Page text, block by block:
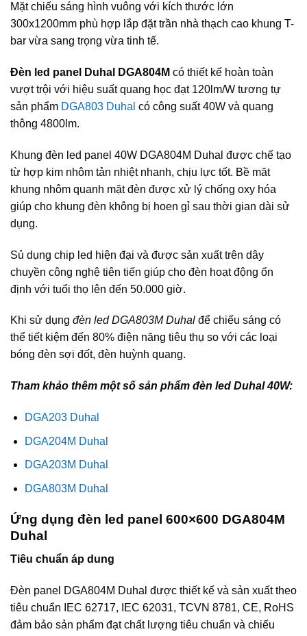
Mặt chiếu sáng hình vuông với kích thước lớn
300x1200mm phù hợp lắp đặt trần nhà thạch cao khung T-
bar vừa sang trọng vừa tinh tế.
Đèn led panel Duhal DGA804M có thiết kế hoàn toàn
vượt trội với hiệu suất quang học đạt 120lm/W tương tự
sản phẩm DGA803 Duhal có công suất 40W và quang
thông 4800lm.
Khung đèn led panel 40W DGA804M Duhal được chế tạo
từ hợp kim nhôm tản nhiệt nhanh, chịu lực tốt. Bề măt
khung nhôm quanh mặt đèn được xử lý chống oxy hóa
giúp cho khung đèn không bị hoen gỉ sau thời gian dài sử
dụng.
Sủ dụng chip led hiện đại và được sản xuất trên dây
chuyền công nghệ tiên tiến giúp cho đèn hoạt động ổn
định với tuổi thọ lên đến 50.000 giờ.
Khi sử dụng đèn led DGA803M Duhal để chiếu sáng có
thể tiết kiệm đến 80% điện năng tiêu thụ so với các loại
bóng đèn sợi đốt, đèn huỳnh quang.
Tham khảo thêm một số sản phẩm đèn led Duhal 40W:
DGA203 Duhal
DGA204M Duhal
DGA203M Duhal
DGA803M Duhal
Ứng dụng đèn led panel 600×600 DGA804M
Duhal
Tiêu chuẩn áp dung
Đèn panel DGA804M Duhal được thiết kế và sản xuất theo
tiêu chuẩn IEC 62717, IEC 62031, TCVN 8781, CE, RoHS
đảm bảo sản phẩm đạt chất lượng tiêu chuẩn và chiếu